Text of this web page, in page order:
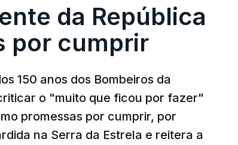
da República
por cumprir
150 anos dos Bombeiros da
o "muito que ficou por fazer"
promessas por cumprir, por
na Serra da Estrela e reitera a